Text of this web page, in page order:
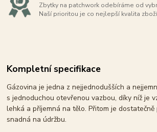
Zbytky na patchwork odebíráme od
Naší prioritou je co nejlepší kvalita
Kompletní specifikace
Gázovina je jedna z nejjednodušších a
s jednoduchou otevřenou vazbou, díky níž je
lehká a příjemná na tělo. Přitom je
snadná na údržbu.